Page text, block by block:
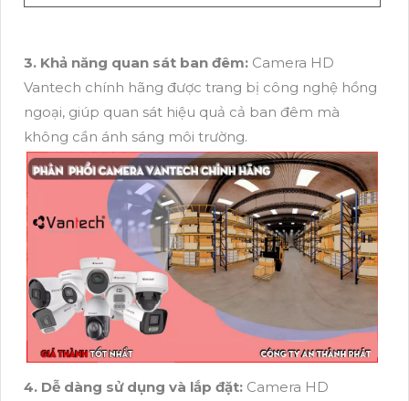
3. Khả năng quan sát ban đêm: Camera HD
Vantech chính hãng được trang bị công nghệ hồng
ngoại, giúp quan sát hiệu quả cả ban đêm mà
không cần ánh sáng môi trường.
4. Dễ dàng sử dụng và lắp đặt: Camera HD